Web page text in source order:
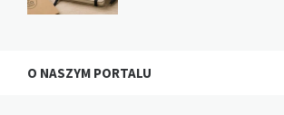
O NASZYM PORTALU